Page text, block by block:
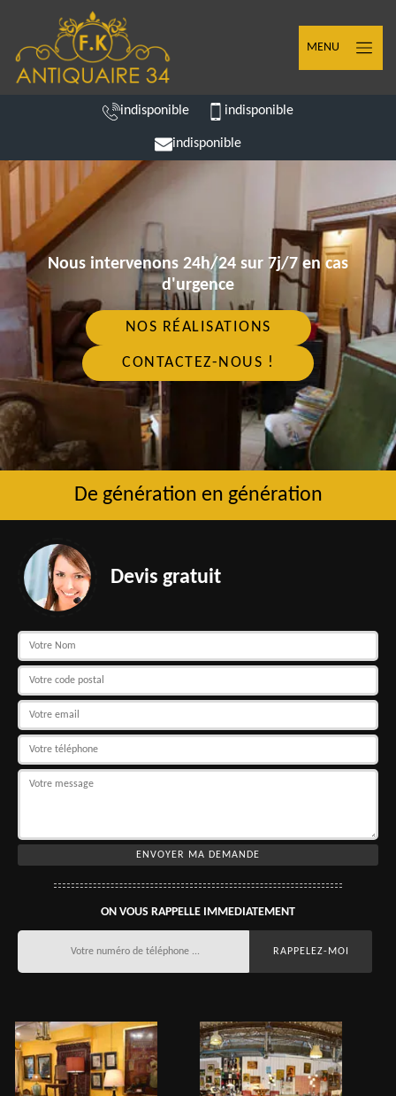
MENU
indisponible indisponible
indisponible
Nous intervenons 24h/24 sur 7j/7 en cas
d'urgence
NOS RÉALISATIONS
CONTACTEZ-NOUS !
De génération en génération
Devis gratuit
ON VOUS RAPPELLE IMMEDIATEMENT